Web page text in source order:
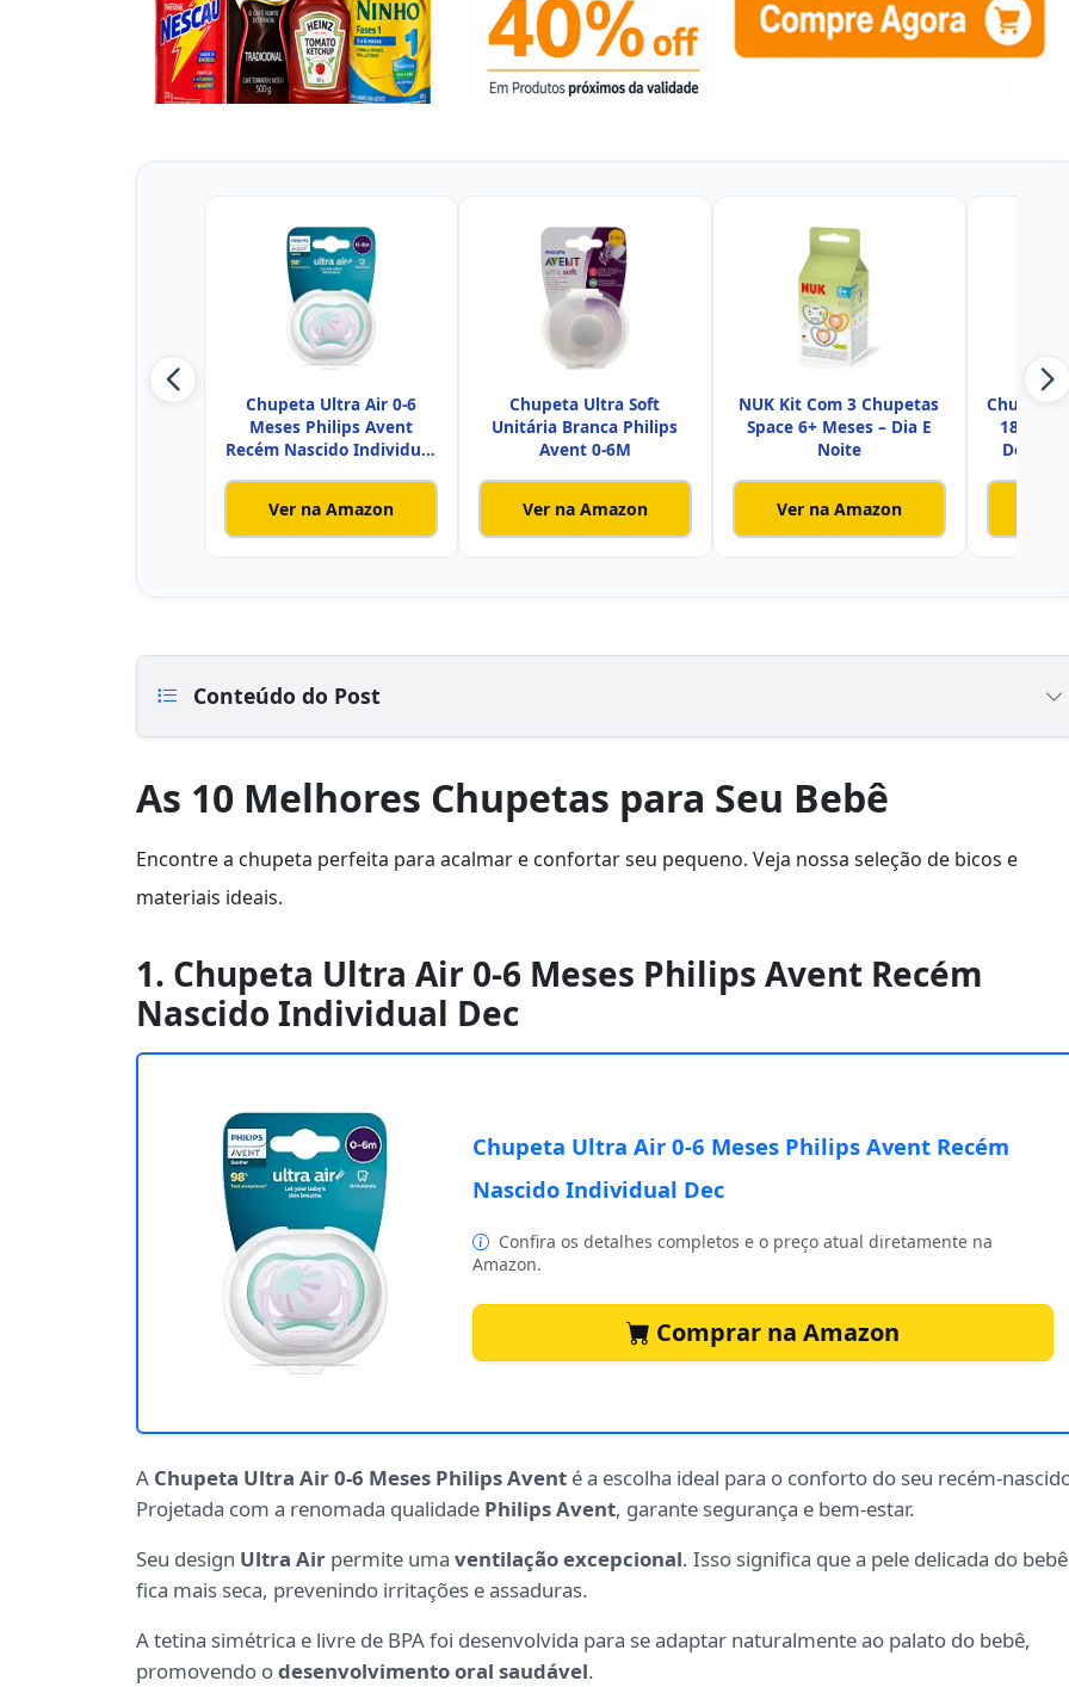
Chupeta Ultra Air 0-6
Meses Philips Avent
Recém Nascido Individual
Ver na Amazon
Chupeta Ultra Soft
Unitária Branca Philips
Avent 0-6M
Ver na Amazon
NUK Kit Com 3 Chupetas
Space 6+ Meses – Dia E
Noite
Ver na Amazon
Chupeta
18
Conteúdo do Post
As 10 Melhores Chupetas para Seu Bebê
Encontre a chupeta perfeita para acalmar e confortar seu pequeno. Veja nossa seleção de bicos e
materiais ideais.
1. Chupeta Ultra Air 0-6 Meses Philips Avent Recém
Nascido Individual Dec
Chupeta Ultra Air 0-6 Meses Philips Avent Recém
Nascido Individual Dec
Confira os detalhes completos e o preço atual diretamente na
Amazon.
Comprar na Amazon
A Chupeta Ultra Air 0-6 Meses Philips Avent é a escolha ideal para o conforto do seu recém-
Projetada com a renomada qualidade Philips Avent, garante segurança e bem-estar.
Seu design Ultra Air permite uma ventilação excepcional. Isso significa que a pele delicada do bebê
fica mais seca, prevenindo irritações e assaduras.
A tetina simétrica e livre de BPA foi desenvolvida para se adaptar naturalmente ao palato do bebê,
promovendo odesenvolvimento oral saudável.